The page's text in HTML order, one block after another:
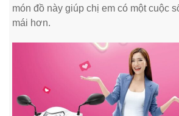
món đồ này giúp chị em có một cuộc
mái hơn.